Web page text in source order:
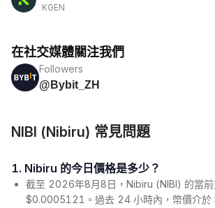
KGEN
在社交媒體關注我們
Followers
@Bybit_ZH
NIBI (Nibiru) 常見問題
1. Nibiru 的今日價格是多少？
截至 2026年8月8日，Nibiru (NIBI) 的當前
$0.0005121。過去 24 小時內，幣價介